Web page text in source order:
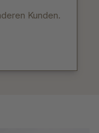
Kunden.